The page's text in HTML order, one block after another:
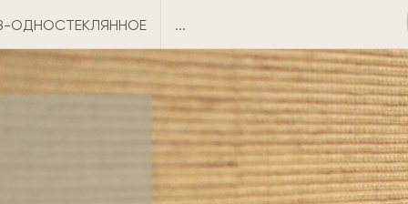
ОДНОСТЕКЛЯННОЕ ...